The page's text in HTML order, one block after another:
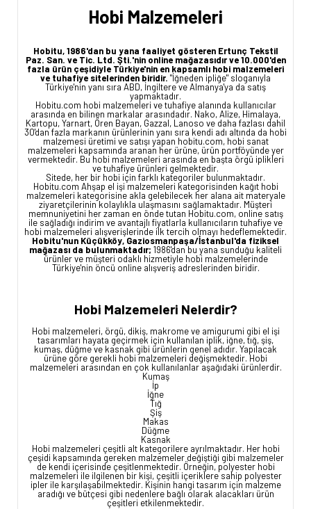
Hobi Malzemeleri
Hobitu, 1986'dan bu yana faaliyet gösteren Ertunç Tekstil
Paz. San. ve Tic. Ltd. Şti.'nin online mağazasıdır ve 10.000'den
fazla ürün çeşidiyle Türkiye'nin en kapsamlı hobi malzemeleri
ve tuhafiye sitelerinden biridir. "İğneden ipliğe" sloganıyla
Türkiye'nin yanı sıra ABD, İngiltere ve Almanya'ya da satış
yapmaktadır.
Hobitu.com hobi malzemeleri ve tuhafiye alanında kullanıcılar
arasında en bilinen markalar arasındadır. Nako, Alize, Himalaya,
Kartopu, Yarnart, Ören Bayan, Gazzal, Lanoso ve daha fazlası dahil
30'dan fazla markanın ürünlerinin yanı sıra kendi adı altında da hobi
malzemesi üretimi ve satışı yapan hobitu.com, hobi sanat
malzemeleri kapsamında aranan her ürüne, ürün portföyünde yer
vermektedir. Bu hobi malzemeleri arasında en başta örgü iplikleri
ve tuhafiye ürünleri gelmektedir.
Sitede, her bir hobi için farklı kategoriler bulunmaktadır.
Hobitu.com Ahşap el işi malzemeleri kategorisinden kağıt hobi
malzemeleri kategorisine akla gelebilecek her alana ait materyale
ziyaretçilerinin kolaylıkla ulaşmasını sağlamaktadır. Müşteri
memnuniyetini her zaman en önde tutan Hobitu.com, online satış
ile sağladığı indirim ve avantajlı fiyatlarla kullanıcıların tuhafiye ve
hobi malzemeleri alışverişlerinde ilk tercih olmayı hedeflemektedir.
Hobitu'nun Küçükköy, Gaziosmanpaşa/İstanbul'da fiziksel
mağazası da bulunmaktadır; 1986'dan bu yana sunduğu kaliteli
ürünler ve müşteri odaklı hizmetiyle hobi malzemelerinde
Türkiye'nin öncü online alışveriş adreslerinden biridir.
Hobi Malzemeleri Nelerdir?
Hobi malzemeleri, örgü, dikiş, makrome ve amigurumi gibi el işi
tasarımları hayata geçirmek için kullanılan iplik, iğne, tığ, şiş,
kumaş, düğme ve kasnak gibi ürünlerin genel adıdır. Yapılacak
ürüne göre gerekli hobi malzemeleri değişmektedir. Hobi
malzemeleri arasından en çok kullanılanlar aşağıdaki ürünlerdir.
Kumaş
İp
İğne
Tığ
Şiş
Makas
Düğme
Kasnak
Hobi malzemeleri çeşitli alt kategorilere ayrılmaktadır. Her hobi
çeşidi kapsamında gereken malzemeler değiştiği gibi malzemeler
de kendi içerisinde çeşitlenmektedir. Örneğin, polyester hobi
malzemeleri ile ilgilenen bir kişi, çeşitli içeriklere sahip polyester
ipler ile karşılaşabilmektedir. Kişinin hangi tasarım için malzeme
aradığı ve bütçesi gibi nedenlere bağlı olarak alacakları ürün
çeşitleri etkilenmektedir.